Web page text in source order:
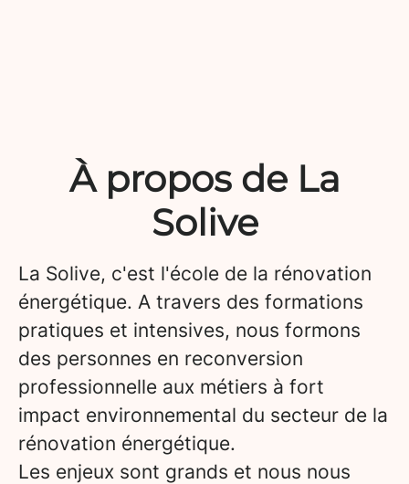
À propos de La
Solive
La Solive, c'est l'école de la rénovation
énergétique. A travers des formations
pratiques et intensives, nous formons
des personnes en reconversion
professionnelle aux métiers à fort
impact environnemental du secteur de la
rénovation énergétique.
Les enjeux sont grands et nous nous